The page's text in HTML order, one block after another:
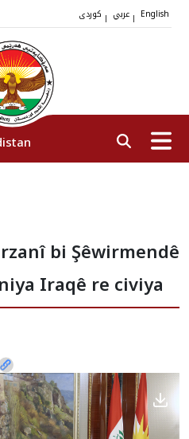
| | English
bi Şêwirmendê
Iraqê re civiya